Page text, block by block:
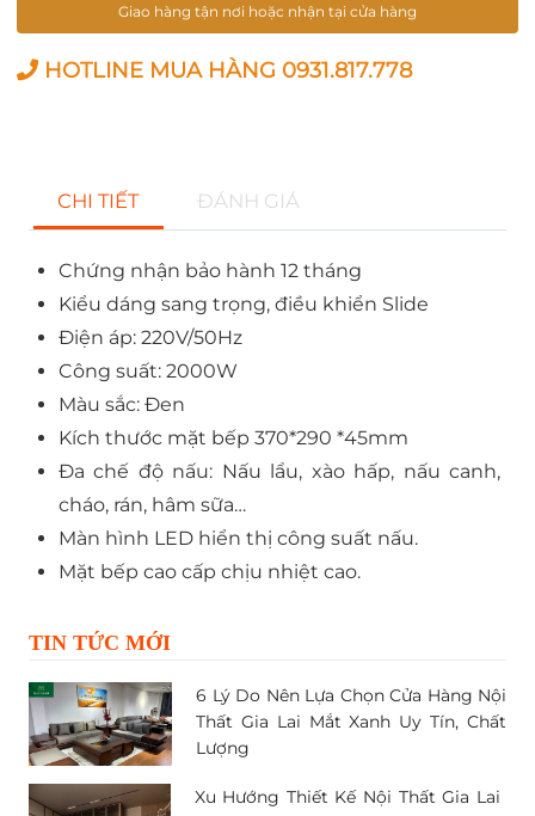
Giao hàng tận nơi hoặc nhận tại cửa hàng
HOTLINE MUA HÀNG 0931.817.778
CHI TIẾT ĐÁNH GIÁ
Chứng nhận bảo hành 12 tháng
Kiểu dáng sang trọng, điều khiển Slide
Điện áp: 220V/50Hz
Công suất: 2000W
Màu sắc: Đen
Kích thước mặt bếp 370*290 *45mm
Đa chế độ nấu: Nấu lẩu, xào hấp, nấu canh,
cháo, rán, hâm sữa…
Màn hình LED hiển thị công suất nấu.
Mặt bếp cao cấp chịu nhiệt cao.
TIN TỨC MỚI
6 Lý Do Nên Lựa Chọn Cửa Hàng Nội
Thất Gia Lai Mắt Xanh Uy Tín, Chất
Lượng
Xu Hướng Thiết Kế Nội Thất Gia Lai